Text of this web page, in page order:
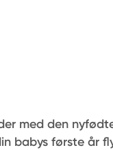
med den
babys første år